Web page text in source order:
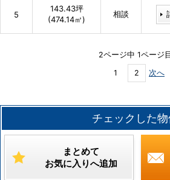
5
143.43坪
(474.14㎡)
相談
2ページ中 1ページ目
1
2 次へ
チェックした
まとめて
お気に入りへ追加